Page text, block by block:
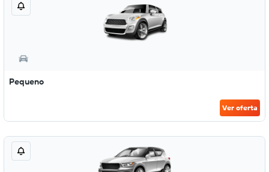
Pequeno
Ver oferta